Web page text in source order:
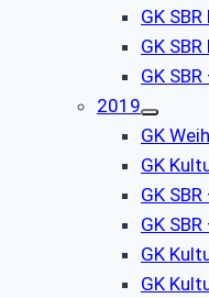
GK
GK
GK
2019
GK
GK
GK
GK
GK
GK